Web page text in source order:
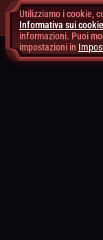
Utilizziamo i cookie,
Informativa sui cookie
informazioni. Puoi
impostazioni in